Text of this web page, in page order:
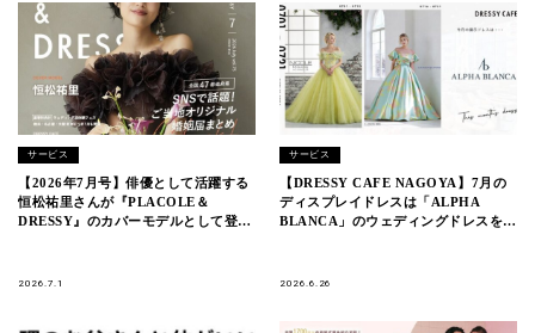
サービス
【2026年7月号】俳優として活躍する
恒松祐里さんが『PLACOLE＆
DRESSY』のカバーモデルとして登
2026.7.1
サービス
【DRESSY CAFE NAGOYA】7月の
ディスプレイドレスは「ALPHA
BLANCA」のウェディングドレスを期
2026.6.26